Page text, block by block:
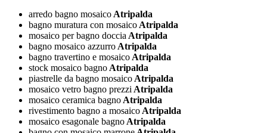
arredo bagno mosaicoAtripalda
bagno muratura con mosaicoAtripalda
mosaico per bagno docciaAtripalda
bagno mosaico azzurroAtripalda
bagno travertino e mosaicoAtripalda
stock mosaico bagnoAtripalda
piastrelle da bagno mosaicoAtripalda
mosaico vetro bagno prezziAtripalda
mosaico ceramica bagnoAtripalda
rivestimento bagno a mosaicoAtripalda
mosaico esagonale bagnoAtripalda